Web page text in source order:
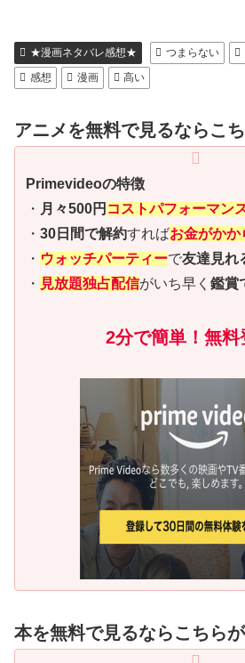
★漫画ネタバレ感想★ つまらない
感想
漫画 高い
アニメを無料で見るならこ
Primevideoの特徴
・ 月々500円 コストパフォーマン
・ 30日間で解約すればお金がかか
・ ウォッチパーティーで友達見れ
・ 見放題独占配信がいち早く 鑑賞
2分で簡単！無料
本を無料で見るならこちら